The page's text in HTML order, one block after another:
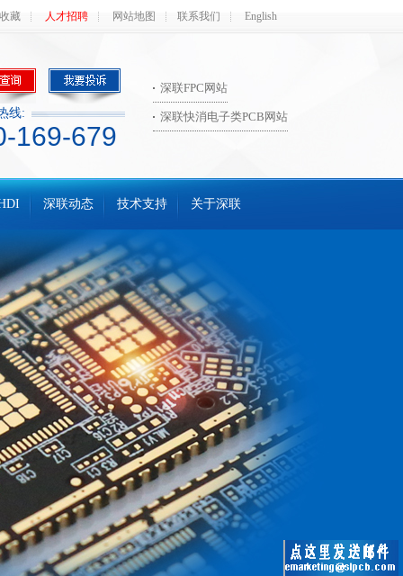
藏 人才招聘 网站地图 联系我们 English
线:
169-679
深联FPC网站
深联快消电子类PCB网站
深联动态 技术支持 关于深联